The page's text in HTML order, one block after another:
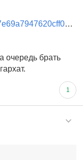
очередь брать
1